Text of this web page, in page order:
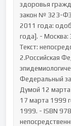
здоровья
закон № 323-
2011 года:
года]. -
Текст:
2.Российская
Федеральный
Думой 12
17 марта 1999
1999. - ISBN